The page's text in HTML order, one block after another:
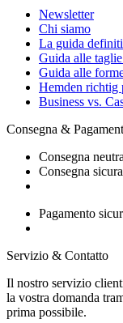
Newsletter
Chi siamo
La guida
Guida alle
Guida alle
Hemden richtig
Business vs.
Consegna &
Consegna
Consegna
Pagamento
Servizio & Contatto
Il nostro servizio
la vostra domanda
prima possibile.